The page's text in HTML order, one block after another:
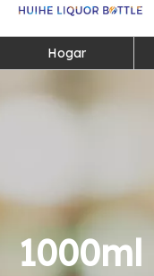
Hogar
1000ml